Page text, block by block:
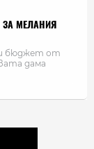
МЕЛАНИЯ
бюджет от
дама